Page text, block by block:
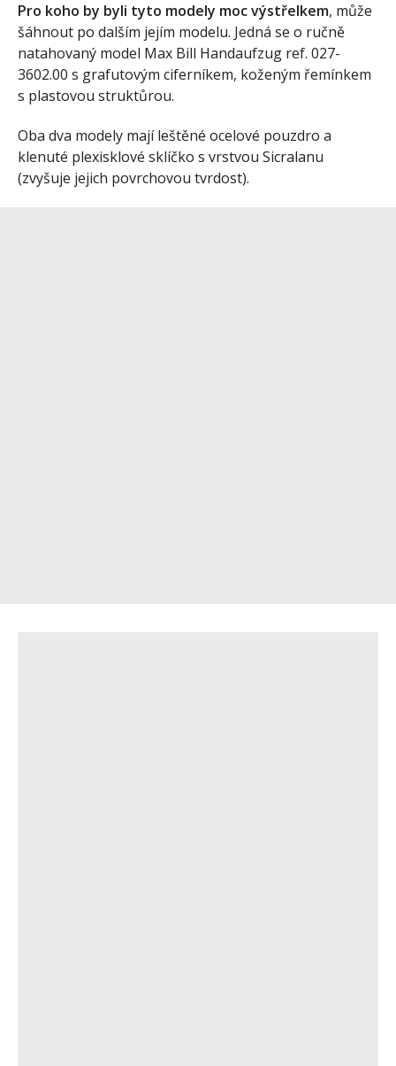
Pro koho by byli tyto modely moc výstřelkem, může
šáhnout po dalším jejím modelu. Jedná se o ručně
natahovaný model Max Bill Handaufzug ref. 027-
3602.00 s grafutovým ciferníkem, koženým řemínkem
s plastovou struktůrou.
Oba dva modely mají leštěné ocelové pouzdro a
klenuté plexisklové sklíčko s vrstvou Sicralanu
(zvyšuje jejich povrchovou tvrdost).